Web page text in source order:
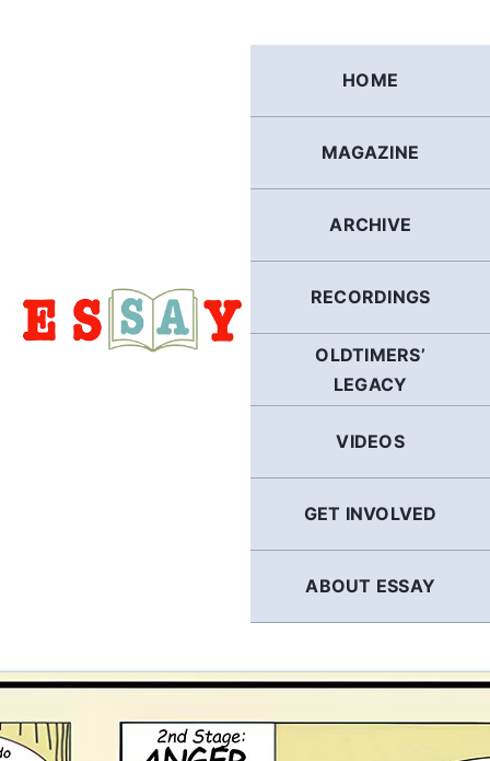
HOME
MAGAZINE
ARCHIVE
RECORDINGS
OLDTIMERS’
LEGACY
VIDEOS
GET INVOLVED
ABOUT ESSAY